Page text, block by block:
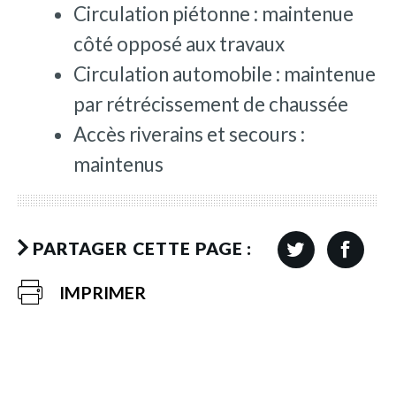
Circulation piétonne : maintenue
côté opposé aux travaux
Circulation automobile : maintenue
par rétrécissement de chaussée
Accès riverains et secours :
maintenus
PARTAGER CETTE PAGE :
IMPRIMER